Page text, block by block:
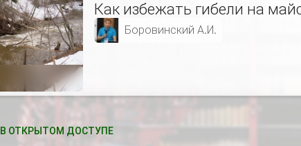
Как избежать гибели на
Боровинский А.И.
В ОТКРЫТОМ ДОСТУПЕ